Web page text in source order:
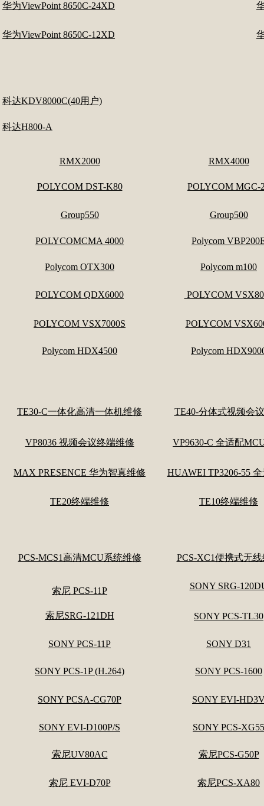
华为ViewPoint 8650C-24XD
华为ViewPoint 8650C-12XD
科达KDV8000C(40用户)
科达H800-A
RMX2000 RMX4000
POLYCOM DST-K80 POLYCOM MGC-
Group550 Group500
POLYCOMCMA 4000 Polycom
Polycom OTX300 Polycom m100
POLYCOM QDX6000 POLYCOM
POLYCOM VSX7000S POLYCOM
Polycom HDX4500 Polycom
TE30-C一体化高清一体机维修 TE40-分体式视频会
VP8036 视频会议终端维修 VP9630-C 全适配
MAX PRESENCE 华为智真维修 HUAWEI TP3206-55
TE20终端维修 TE10终端维修
PCS-MCS1高清MCU系统维修 PCS-XC1便携式无
索尼 PCS-11P SONY SRG-
索尼SRG-121DH SONY PCS-TL30
SONY PCS-11P SONY D31
SONY PCS-1P (H.264) SONY PCS-1600
SONY PCSA-CG70P SONY EVI-
SONY EVI-D100P/S SONY PCS-XG55
索尼UV80AC 索尼PCS-G50P
索尼 EVI-D70P 索尼PCS-XA80